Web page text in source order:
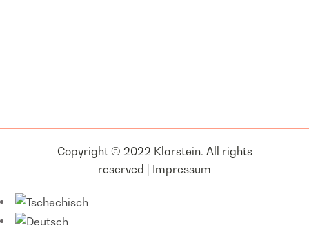
Copyright © 2022 Klarstein. All rights
reserved | Impressum